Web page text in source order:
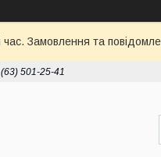
час. Замовлення та
501-25-41